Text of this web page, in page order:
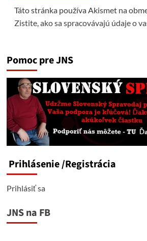
Táto stránka používa Akismet na
Zistite, ako sa spracovávajú údaje o
Pomoc pre JNS
Prihlásenie/Registrácia
Prihlásiť sa
JNS na FB